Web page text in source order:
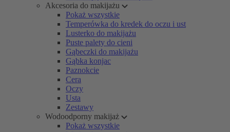
Akcesoria do makijażu
Pokaż wszystkie
Temperówka do kredek do oczu i ust
Lusterko do makijażu
Puste palety do cieni
Gąbeczki do makijażu
Gąbka konjac
Paznokcie
Cera
Oczy
Usta
Zestawy
Wodoodporny makijaż
Pokaż wszystkie